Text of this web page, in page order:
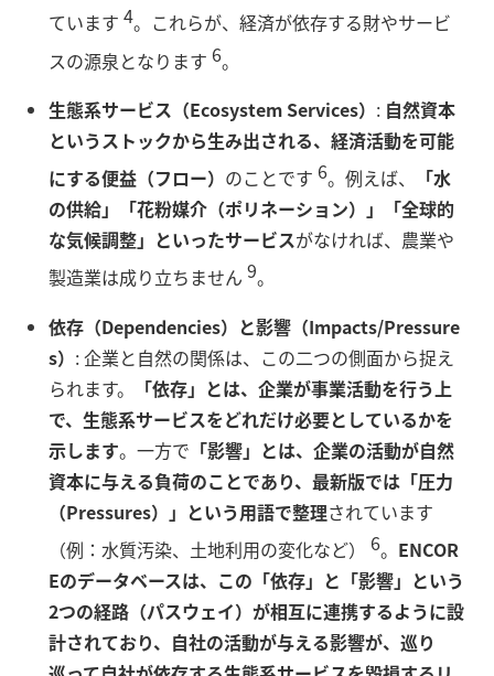
ています 4。これらが、経済が依存する財やサービ
スの源泉となります 6。
生態系サービス（Ecosystem Services） : 自然資本
というストックから生み出される、経済活動を可能
にする便益（フロー） のことです 6。例えば、
「水
の供給」「花粉媒介（ポリネーション）」「全球的
な気候調整」といったサービスがなければ、農業や
製造業は成り立ちません 9。
依存（Dependencies）と影響（Impacts/Pressure
s） : 企業と自然の関係は、この二つの側面から捉え
られます。
「依存」とは、企業が事業活動を行う上
で、生態系サービスをどれだけ必要としているかを
示します。一方で 「影響」とは、企業の活動が自然
資本に与える負荷のことであり、最新版では「圧力
（Pressures）」という用語で整理されています
（例：水質汚染、土地利用の変化など） 6。 ENCOR
Eのデータベースは、この「依存」と「影響」という
2つの経路（パスウェイ）が相互に連携するように設
計されており、自社の活動が与える影響が、巡り